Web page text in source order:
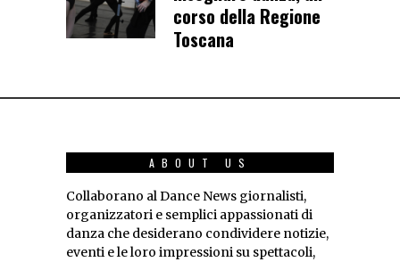
corso della Regione
Toscana
ABOUT US
Collaborano al Dance News giornalisti,
organizzatori e semplici appassionati di
danza che desiderano condividere notizie,
eventi e le loro impressioni su spettacoli,